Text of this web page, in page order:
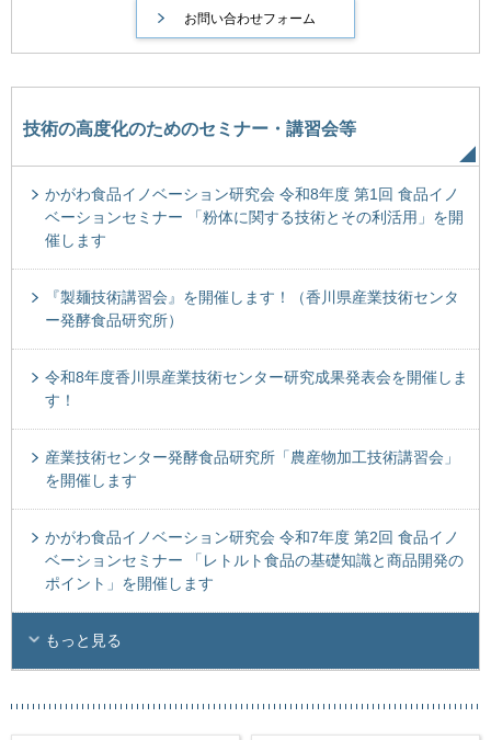
技術の高度化のためのセミナー・講習会等
かがわ食品イノベーション研究会 令和8年度 第1回 食品イノ
ベーションセミナー 「粉体に関する技術とその利活用」を開
催します
『製麺技術講習会』を開催します！（香川県産業技術センタ
ー発酵食品研究所）
令和8年度香川県産業技術センター研究成果発表会を開催しま
す！
産業技術センター発酵食品研究所「農産物加工技術講習会」
を開催します
かがわ食品イノベーション研究会 令和7年度 第2回 食品イノ
ベーションセミナー 「レトルト食品の基礎知識と商品開発の
ポイント」を開催します
もっと見る